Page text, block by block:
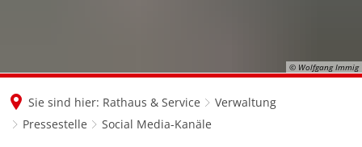
© Wolfgang Immig
Sie sind hier: Rathaus & Service
Verwaltung
Pressestelle
Social Media-Kanäle